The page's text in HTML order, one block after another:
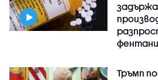
Тръмп